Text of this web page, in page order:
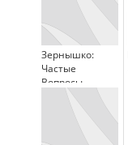
Зернышко:
Частые
Вопросы